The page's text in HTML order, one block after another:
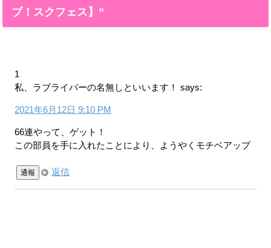
ブ！スクフェス】”
1
私、ラブライバーの名無しといいます！
says:
2021年6月12日 9:10 PM
66連やって、ゲット！
この部員を手に入れたことにより、ようやくモチベアップ
通報 返信